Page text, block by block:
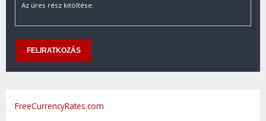
Az üres rész kitöltése.
FreeCurrencyRates.com